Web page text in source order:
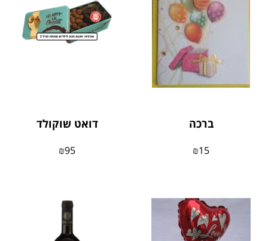
ברכה
₪15
דואט שוקולד
₪95